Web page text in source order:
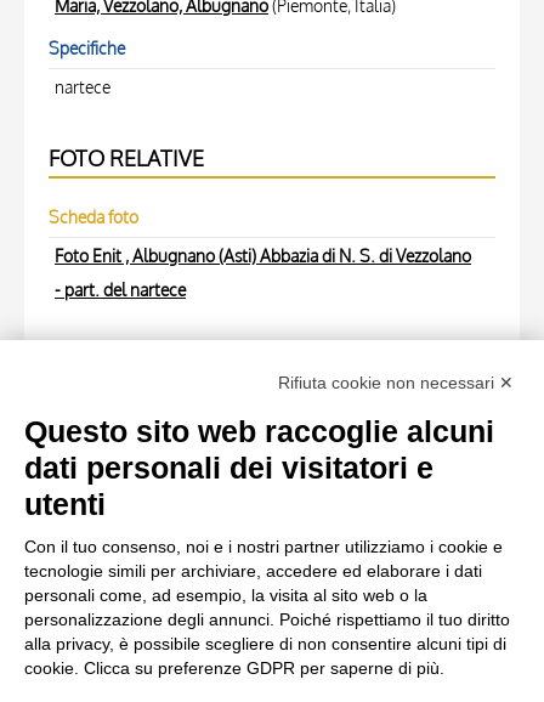
Maria, Vezzolano, Albugnano(Piemonte, Italia)
Specifiche
nartece
FOTO RELATIVE
Scheda foto
Foto Enit , Albugnano (Asti) Abbazia di N. S. di Vezzolano
- part. del nartece
Anonimo , Anonimo - sec. XII - Morte di Maria Vergine
Scheda foto
Anonimo , Anonimo - sec. XII - Morte di Maria Vergine
Scheda foto
Foto Enit , Albugnano (Asti) Abbazia di N. S. di Vezzolano
- part. del nartece
Rifiuta cookie non necessari ✕
Questo sito web raccoglie alcuni
dati personali dei visitatori e
utenti
Con il tuo consenso, noi e i nostri partner utilizziamo i cookie e
tecnologie simili per archiviare, accedere ed elaborare i dati
personali come, ad esempio, la visita al sito web o la
personalizzazione degli annunci. Poiché rispettiamo il tuo diritto
alla privacy, è possibile scegliere di non consentire alcuni tipi di
cookie. Clicca su preferenze GDPR per saperne di più.